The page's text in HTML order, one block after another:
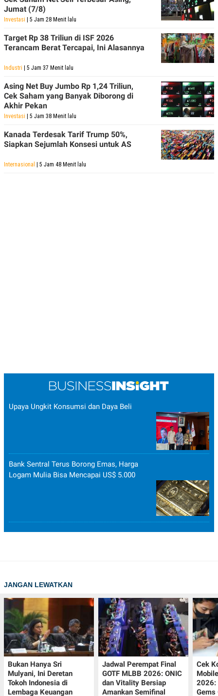
Jumat (7/8)
Investasi | 5 Jam 28 Menit lalu
Target Rp 38 Triliun di ISF 2026
Terancam Berat Tercapai, Ini Alasannya
Industri | 5 Jam 37 Menit lalu
Asing Net Buy Jumbo Rp 1,24 Triliun,
Cek Saham yang Banyak Diborong di
Akhir Pekan
Investasi | 5 Jam 38 Menit lalu
Kanada Terdesak Tarif Trump 50%,
Siapkan Sejumlah Konsesi untuk AS
Internasional | 5 Jam 48 Menit lalu
Upaya Ungkit Konsumsi dan Daya Beli
Bank Sentral Terus Borong Emas, Harga
Logam Mulia Bisa Mencapai US$ 5.000
JANGAN LEWATKAN
Bukan Hanya Sri
Mulyani, Ini Deretan
Tokoh Indonesia di
Lembaga Keuangan
Jadwal Perempat Final
GOTF MLBB 2026: ONIC
dan Vitality Bersiap
Amankan Semifinal
Cek
2026:
Gems